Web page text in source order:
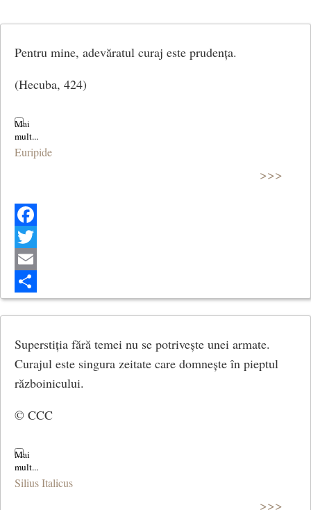
Pentru mine, adevăratul curaj este prudența.
(Hecuba, 424)
Euripide
>>>
Facebook
Twitter
Email
Share
Superstiția fără temei nu se potrivește unei armate.
Curajul este singura zeitate care domnește în pieptul
războinicului.
© CCC
Silius Italicus
>>>